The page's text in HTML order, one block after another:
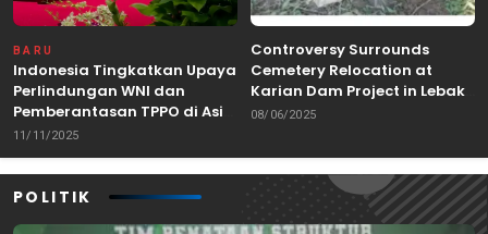
BARU
Indonesia Tingkatkan Upaya
Perlindungan WNI dan
Pemberantasan TPPO di Asia
Tenggara
11/11/2025
Controversy Surrounds
Cemetery Relocation at
Karian Dam Project in Lebak,
Banten
08/06/2025
POLITIK